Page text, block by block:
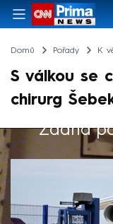
Domů Pořady K
S válkou se
chirurg
Žádná
Výběr redakce